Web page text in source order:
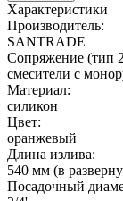
Характеристики
Производитель:
SANTRADE
Сопряжение (тип
смесители с
Материал:
силикон
Цвет:
оранжевый
Длина излива:
540 мм (в
Посадочный